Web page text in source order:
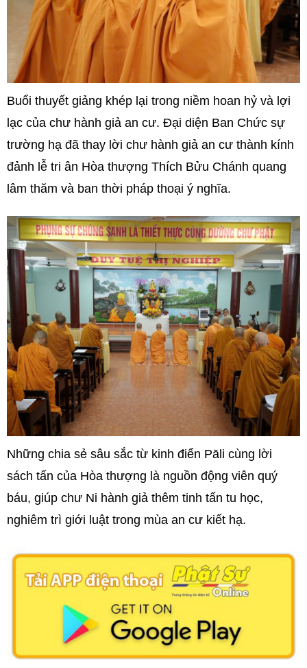
Buổi thuyết giảng khép lại trong niềm hoan hỷ và lợi
lạc của chư hành giả an cư. Đại diện Ban Chức sự
trường hạ đã thay lời chư hành giả an cư thành kính
đảnh lễ tri ân Hòa thượng Thích Bửu Chánh quang
lâm thăm và ban thời pháp thoại ý nghĩa.
Những chia sẻ sâu sắc từ kinh điển Pāli cùng lời
sách tấn của Hòa thượng là nguồn động viên quý
báu, giúp chư Ni hành giả thêm tinh tấn tu học,
nghiêm trì giới luật trong mùa an cư kiết hạ.